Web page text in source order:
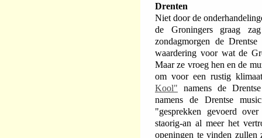
Drenten
Niet door de
de Groningers graag
zondagmorgen de
waardering voor wat de
Maar ze vroeg hen en de
om voor een rustig
Kool" namens de
namens de Drentse
"gesprekken gevoerd
staorig-an al meer het
openingen te vinden